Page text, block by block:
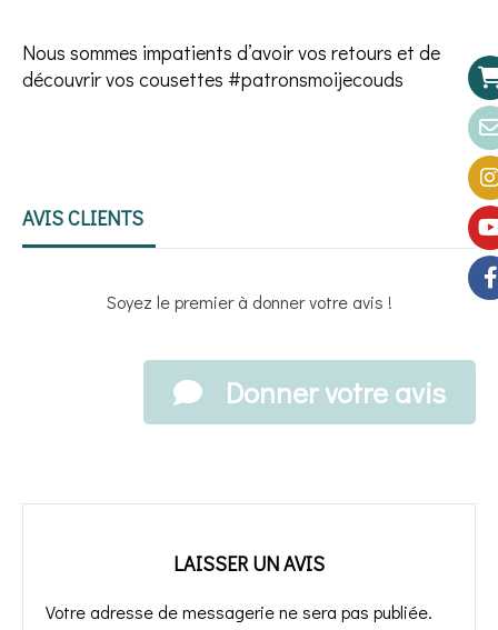
Nous sommes impatients d’avoir vos retours et de
découvrir vos cousettes #patronsmoijecouds
AVIS CLIENTS
Soyez le premier à donner votre avis !
Donner votre avis
LAISSER UN AVIS
Votre adresse de messagerie ne sera pas publiée.